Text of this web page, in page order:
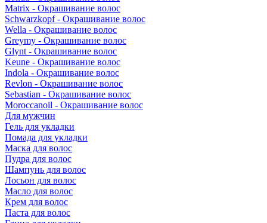
Matrix - Окрашивание волос
Schwarzkopf - Окрашивание волос
Wella - Окрашивание волос
Greymy - Окрашивание волос
Glynt - Окрашивание волос
Keune - Окрашивание волос
Indola - Окрашивание волос
Revlon - Окрашивание волос
Sebastian - Окрашивание волос
Moroccanoil - Окрашивание волос
Для мужчин
Гель для укладки
Помада для укладки
Маска для волос
Пудра для волос
Шампунь для волос
Лосьон для волос
Масло для волос
Крем для волос
Паста для волос